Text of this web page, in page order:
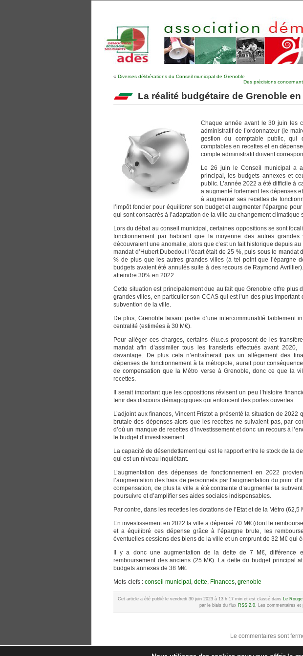
« Diverses délibérations du Conseil municipal de Grenoble
Des précisions
La réalité budgétaire de Grenoble en
Chaque année avant le 30 juin les
administratif de l’ordonnateur (le
gestion du comptable public, qui
comptables en recettes et en
compte administratif doivent
Le 26 juin le Conseil municipal a
principal, les budgets annexes et
public. L’année 2022 a été difficile à
a augmenté fortement les dépenses
à augmenter ses recettes de
l’impôt foncier pour équilibrer son budget et augmenter l’épargne
qui sont consacrés à l’adaptation de la ville au changement climatique
Lors du débat au conseil municipal, certaines oppositions se sont
fonctionnement par habitant que la moyenne des autres
découvraient une anomalie, alors que c’est un fait historique depuis
mandat d’Hubert Dubedout l’écart était de 25 %, puis sous le
% de plus que les autres grandes villes (à tel point que l’épargne
budgets avaient été annulés suite à des recours de Raymond
atteindre 30% en 2022.
Cette situation est principalement due au fait que Grenoble offre plus
grandes villes, en particulier son CCAS qui est l’un des plus important
subvention de la ville.
De plus, Grenoble faisant partie d’une intercommunalité faiblement
centralité (estimées à 30 M€).
Pour alléger ces charges, certains élu.e.s proposent de les
mandat afin d’assimiler tous les transferts effectués avant
davantage. De plus cela n’entraînerait pas un allègement des
dépenses de fonctionnement à la métropole, aurait pour
de compensation que la Métro verse à Grenoble, donc ce que la
recettes.
Il serait important que les oppositions révisent un peu l’histoire
tenir des discours démagogiques qui enfoncent des portes ouvertes.
L’adjoint aux finances, Vincent Fristot a présenté la situation de 2022
brutale des dépenses alors que les recettes ne suivaient pas, par
d’où un manque de recettes d’investissement et donc un recours à
le budget d’investissement.
La capacité de désendettement qui est le rapport entre le stock de la
qui est un niveau inquiétant.
L’augmentation des dépenses de fonctionnement en 2022
l’augmentation des frais de personnels par l’augmentation du point
compensation, de plus la ville a été contrainte d’augmenter la
poursuivre et d’amplifier ses aides sociales indispensables.
Par contre, dans les recettes les dotations de l’Etat et de la Métro
En investissement en 2022 la ville a dépensé 70 M€ (dont le
et a équilibré ces dépense grâce à l’épargne brute, les
éventuelles cessions des biens de la ville et un emprunt de 32 M€ qui
Il y a donc une augmentation de la dette de 7 M€, différence
remboursement des anciens (25 M€). La dette du budget principal
budgets annexes de 38 M€.
Mots-clefs : conseil municipal , dette, FInances, grenoble
Cet article a été publié le vendredi 30 juin 2023 à 13 h 17 min et est classé dans Le
par le biais du flux RSS 2.0. Les commentaires et
Le commentaires sont